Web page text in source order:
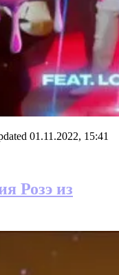
01.11.2022, 15:41
Розэ из